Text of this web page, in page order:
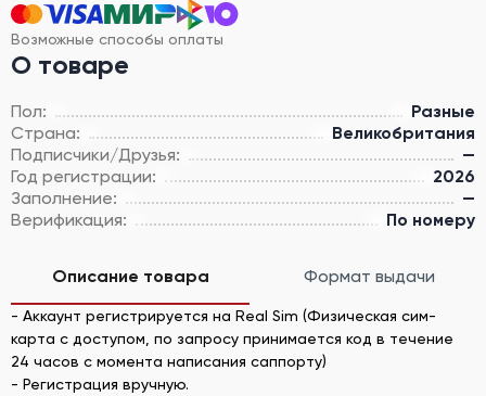
Возможные способы оплаты
О товаре
Пол:
Разные
Страна:
Великобритания
Подписчики/Друзья:
—
Год регистрации:
2026
Заполнение:
—
Верификация:
По номеру
Описание товара Формат выдачи
- Аккаунт регистрируется на Real Sim (Физическая сим-
карта с доступом, по запросу принимается код в течение
24 часов с момента написания саппорту)
- Регистрация вручную.